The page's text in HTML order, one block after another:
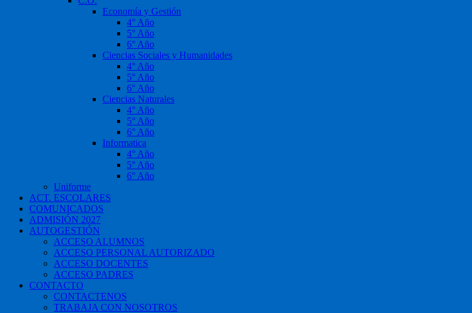
Economía y Gestión
4° Año
5° Año
6° Año
Ciencias Sociales y Humanidades
4° Año
5° Año
6° Año
Ciencias Naturales
4° Año
5° Año
6° Año
Informatica
4° Año
5° Año
6° Año
Uniforme
ACT. ESCOLARES
COMUNICADOS
ADMISIÓN 2027
AUTOGESTIÓN
ACCESO ALUMNOS
ACCESO PERSONAL AUTORIZADO
ACCESO DOCENTES
ACCESO PADRES
CONTACTO
CONTACTENOS
TRABAJA CON NOSOTROS